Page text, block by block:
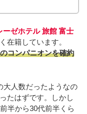
ーゼホテル 旅館 富士
在籍しています。
コンパニオンを確約
大人数だったようなの
たはずです。しかし
半から30代前半くら